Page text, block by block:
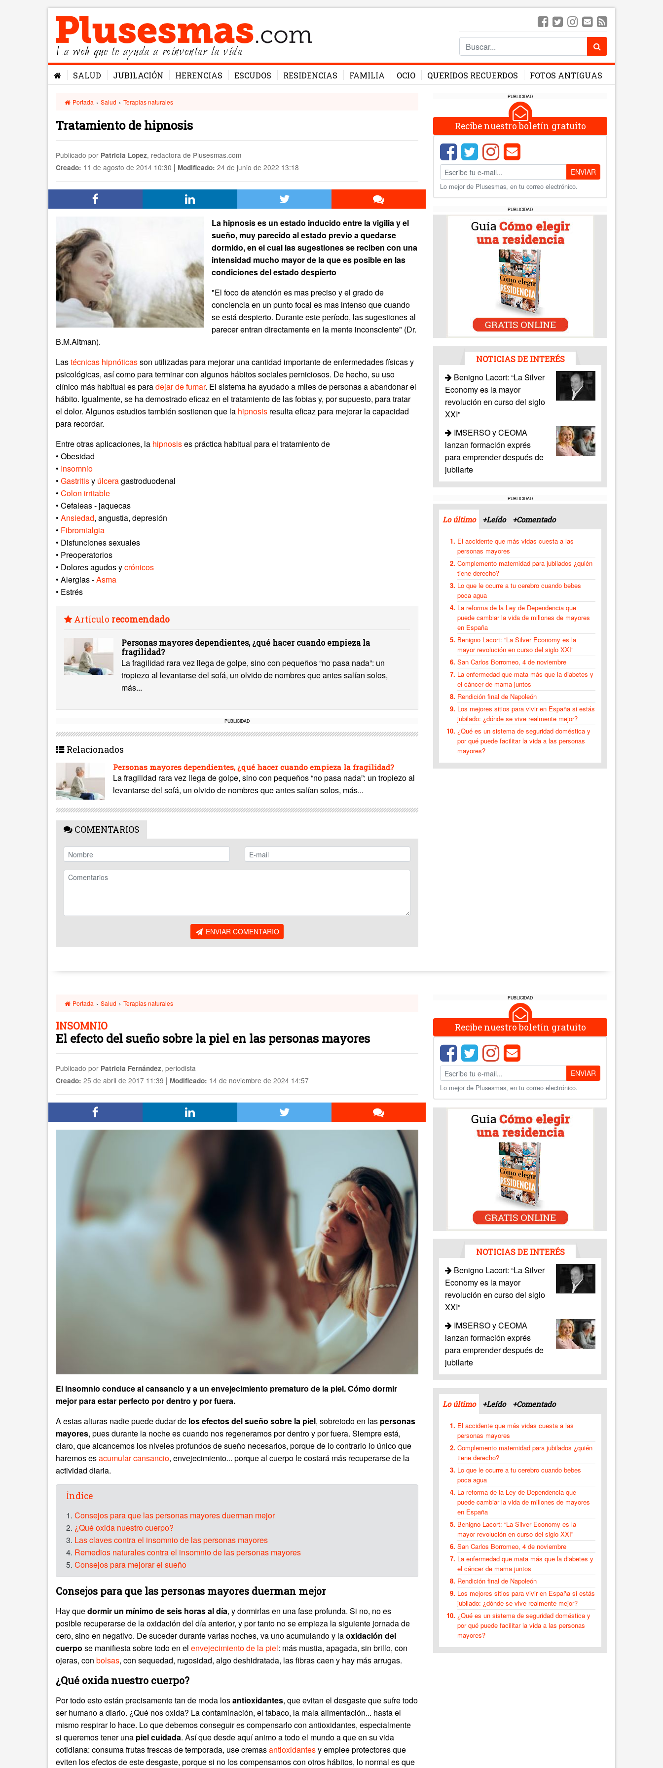
La web que te ayuda a reinventar la vida
SALUD JUBILACIÓN HERENCIAS ESCUDOS RESIDENCIAS FAMILIA OCIO QUERIDOS RECUERDOS FOTOS ANTIGUAS
Portada › Salud › Terapias naturales
Tratamiento de hipnosis
Publicado por Patricia Lopez, redactora de Plusesmas.com
Creado: 11 de agosto de 2014 10:30 | Modificado: 24 de junio de 2022 13:18
La hipnosis es un estado inducido entre la vigilia y el
sueño, muy parecido al estado previo a quedarse
dormido, en el cual las sugestiones se reciben con una
intensidad mucho mayor de la que es posible en las
condiciones del estado despierto
"El foco de atención es mas preciso y el grado de
conciencia en un punto focal es mas intenso que cuando
se está despierto. Durante este período, las sugestiones al
parecer entran directamente en la mente inconsciente" (Dr.
B.M.Altman).
Lastécnicas hipnóticasson utilizadas para mejorar una cantidad importante de enfermedades físicas y
psicológicas, así como para terminar con algunos hábitos sociales perniciosos. De hecho, su uso
clínico más habitual es paradejar de fumar. El sistema ha ayudado a miles de personas a abandonar el
hábito. Igualmente, se ha demostrado eficaz en el tratamiento de las fobias y, por supuesto, para tratar
el dolor. Algunos estudios también sostienen que la hipnosis resulta eficaz para mejorar la capacidad
para recordar.
Entre otras aplicaciones, la hipnosises práctica habitual para el tratamiento de
• Obesidad
• Insomnio
• Gastritisy úlceragastroduodenal
• Colon irritable
• Cefaleas - jaquecas
• Ansiedad, angustia, depresión
• Fibromialgia
• Disfunciones sexuales
• Preoperatorios
• Dolores agudos ycrónicos
• Alergias -Asma
• Estrés
Artículo recomendado
Personas mayores dependientes, ¿qué hacer cuando empieza la
fragilidad?
La fragilidad rara vez llega de golpe, sino con pequeños “no pasa nada”: un
tropiezo al levantarse del sofá, un olvido de nombres que antes salían solos,
más...
PUBLICIDAD
Relacionados
Personas mayores dependientes, ¿qué hacer cuando empieza la fragilidad?
La fragilidad rara vez llega de golpe, sino con pequeños “no pasa nada”: un tropiezo al
levantarse del sofá, un olvido de nombres que antes salían solos, más...
COMENTARIOS
ENVIAR COMENTARIO
PUBLICIDAD
Recibe nuestro boletín gratuito
ENVIAR
Lo mejor de Plusesmas, en tu correo electrónico.
PUBLICIDAD
NOTICIAS DE INTERÉS
Benigno Lacort: “La Silver
Economy es la mayor
revolución en curso del siglo
XXI”
IMSERSO y CEOMA
lanzan formación exprés
para emprender después de
jubilarte
PUBLICIDAD
Lo último +Leído +Comentado
El accidente que más vidas cuesta a las
personas mayores
Complemento maternidad para jubilados ¿quién
tiene derecho?
Lo que le ocurre a tu cerebro cuando bebes
poca agua
La reforma de la Ley de Dependencia que
puede cambiar la vida de millones de mayores
en España
Benigno Lacort: “La Silver Economy es la
mayor revolución en curso del siglo XXI”
San Carlos Borromeo, 4 de noviembre
La enfermedad que mata más que la diabetes y
el cáncer de mama juntos
Rendición final de Napoleón
Los mejores sitios para vivir en España si estás
jubilado: ¿dónde se vive realmente mejor?
¿Qué es un sistema de seguridad doméstica y
por qué puede facilitar la vida a las personas
mayores?
Portada › Salud › Terapias naturales
INSOMNIO
El efecto del sueño sobre la piel en las personas mayores
Publicado por Patricia Fernández, periodista
Creado: 25 de abril de 2017 11:39 | Modificado: 14 de noviembre de 2024 14:57
El insomnio conduce al cansancio y a un envejecimiento prematuro de la piel. Cómo dormir
mejor para estar perfecto por dentro y por fuera.
A estas alturas nadie puede dudar de los efectos del sueño sobre la piel, sobretodo en las personas
mayores, pues durante la noche es cuando nos regeneramos por dentro y por fuera. Siempre está,
claro, que alcancemos los niveles profundos de sueño necesarios, porque de lo contrario lo único que
haremos esacumular cansancio, envejecimiento... porque al cuerpo le costará más recuperarse de la
actividad diaria.
Índice
1. Consejos para que las personas mayores duerman mejor
2. ¿Qué oxida nuestro cuerpo?
3. Las claves contra el insomnio de las personas mayores
4. Remedios naturales contra el insomnio de las personas mayores
5. Consejos para mejorar el sueño
Consejos para que las personas mayores duerman mejor
Hay quedormir un mínimo de seis horas al día, y dormirlas en una fase profunda. Si no, no es
posible recuperarse de la oxidación del día anterior, y por tanto no se empieza la siguiente jornada de
cero, sino en negativo. De suceder durante varias noches, va uno acumulando y laoxidación del
cuerpo se manifiesta sobre todo en el envejecimiento de la piel: más mustia, apagada, sin brillo, con
ojeras, con bolsas, con sequedad, rugosidad, algo deshidratada, las fibras caen y hay más arrugas.
¿Qué oxida nuestro cuerpo?
Por todo esto están precisamente tan de moda losantioxidantes, que evitan el desgaste que sufre todo
ser humano a diario. ¿Qué nos oxida? La contaminación, el tabaco, la mala alimentación... hasta el
mismo respirar lo hace. Lo que debemos conseguir es compensarlo con antioxidantes, especialmente
si queremos tener una piel cuidada. Así que desde aquí animo a todo el mundo a que en su vida
cotidiana: consuma frutas frescas de temporada, use cremasantioxidantesy emplee protectores que
eviten los efectos de este desgaste, porque si no los compensamos con otros hábitos, lo normal es que
PUBLICIDAD
Recibe nuestro boletín gratuito
ENVIAR
Lo mejor de Plusesmas, en tu correo electrónico.
NOTICIAS DE INTERÉS
Benigno Lacort: “La Silver
Economy es la mayor
revolución en curso del siglo
XXI”
IMSERSO y CEOMA
lanzan formación exprés
para emprender después de
jubilarte
Lo último +Leído +Comentado
El accidente que más vidas cuesta a las
personas mayores
Complemento maternidad para jubilados ¿quién
tiene derecho?
Lo que le ocurre a tu cerebro cuando bebes
poca agua
La reforma de la Ley de Dependencia que
puede cambiar la vida de millones de mayores
en España
Benigno Lacort: “La Silver Economy es la
mayor revolución en curso del siglo XXI”
San Carlos Borromeo, 4 de noviembre
La enfermedad que mata más que la diabetes y
el cáncer de mama juntos
Rendición final de Napoleón
Los mejores sitios para vivir en España si estás
jubilado: ¿dónde se vive realmente mejor?
¿Qué es un sistema de seguridad doméstica y
por qué puede facilitar la vida a las personas
mayores?